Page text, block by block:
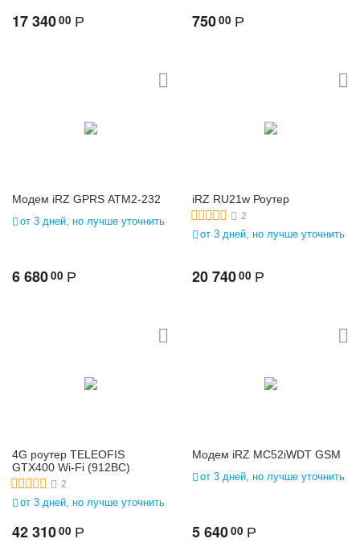
17 34000 Р 75000 Р
Модем iRZ GPRS ATM2-232
от 3 дней, но лучше уточнить
6 68000 Р
iRZ RU21w Роутер
2
от 3 дней, но лучше уточнить
20 74000 Р
4G роутер TELEOFIS
GTX400 Wi-Fi (912BC)
2
от 3 дней, но лучше уточнить
42 31000 Р
Модем iRZ MC52iWDT GSM
от 3 дней, но лучше уточнить
5 64000 Р